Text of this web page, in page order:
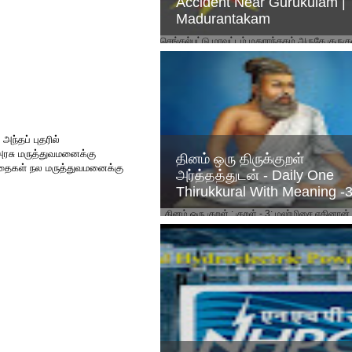
புதரில்
மருத்துவமனைக்கு
நல மருத்துவமனைக்கு
Madurantakam
செங்கல்பட்டு மாவட்டம் மதுராந்தகம் அருகே
மதுராந்தகம் சூனாம்பேடு சாலையில்
கிளம்பாக்கத்திலிருந்து முகையூர் நோக்கி சென்ற
தினம் ஒரு திருக்குறள்
அர்த்தத்துடன் - Daily One
Thirukkural With Meaning -3
தினம் ஒரு குறள் : குறள் - 3: மலர்மிசை ஏகினான்
சேர்ந்தார் நிலமிசை நீடுவாழ் வார். அர்த்தம் :
அகமாகிய மலரில் ...